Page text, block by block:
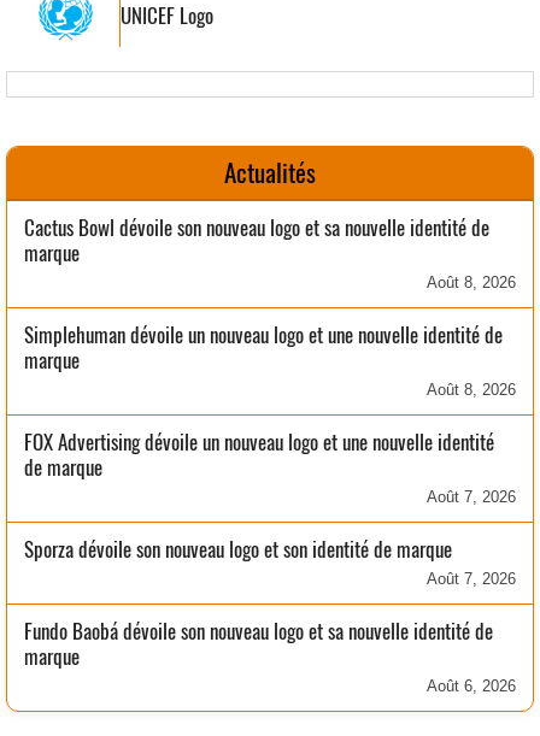
UNICEF Logo
Actualités
Cactus Bowl dévoile son nouveau logo et sa nouvelle identité de
marque
Août 8, 2026
Simplehuman dévoile un nouveau logo et une nouvelle identité de
marque
Août 8, 2026
FOX Advertising dévoile un nouveau logo et une nouvelle identité
de marque
Août 7, 2026
Sporza dévoile son nouveau logo et son identité de marque
Août 7, 2026
Fundo Baobá dévoile son nouveau logo et sa nouvelle identité de
marque
Août 6, 2026